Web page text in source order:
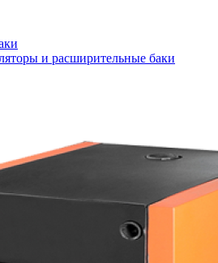
и расширительные баки